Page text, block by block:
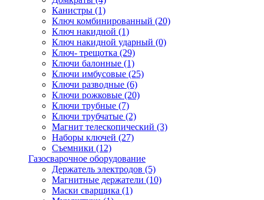
Канистры (1)
Ключ комбинированный (20)
Ключ накидной (1)
Ключ накидной ударный (0)
Ключ- трещотка (29)
Ключи балонные (1)
Ключи имбусовые (25)
Ключи разводные (6)
Ключи рожковые (20)
Ключи трубные (7)
Ключи трубчатые (2)
Магнит телескопический (3)
Наборы ключей (27)
Съемники (12)
Газосварочное оборудование
Держатель электродов (5)
Магнитные держатели (10)
Маски сварщика (1)